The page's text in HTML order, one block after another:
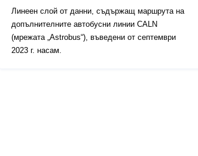
Линеен слой от данни, съдържащ маршрута на
допълнителните автобусни линии CALN
(мрежата „Astrobus“), въведени от септември
2023 г. насам.